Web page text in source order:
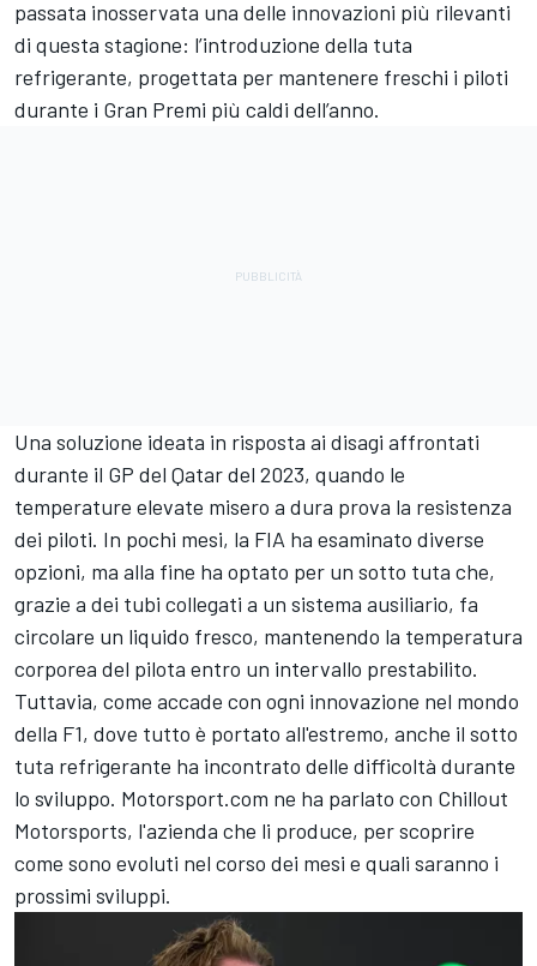
passata inosservata una delle innovazioni più rilevanti
di questa stagione: l’introduzione della tuta
refrigerante, progettata per mantenere freschi i piloti
durante i Gran Premi più caldi dell’anno.
Una soluzione ideata in risposta ai disagi affrontati
durante il GP del Qatar del 2023, quando le
temperature elevate misero a dura prova la resistenza
dei piloti. In pochi mesi, la FIA ha esaminato diverse
opzioni, ma alla fine ha optato per un sotto tuta che,
grazie a dei tubi collegati a un sistema ausiliario, fa
circolare un liquido fresco, mantenendo la temperatura
corporea del pilota entro un intervallo prestabilito.
Tuttavia, come accade con ogni innovazione nel mondo
della F1, dove tutto è portato all'estremo, anche il sotto
tuta refrigerante ha incontrato delle difficoltà durante
lo sviluppo. Motorsport.com ne ha parlato con Chillout
Motorsports, l'azienda che li produce, per scoprire
come sono evoluti nel corso dei mesi e quali saranno i
prossimi sviluppi.